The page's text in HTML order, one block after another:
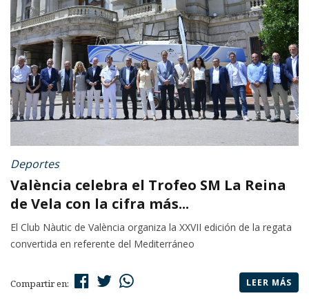
Deportes
València celebra el Trofeo SM La Reina
de Vela con la cifra más...
El Club Nàutic de València organiza la XXVII edición de la regata
convertida en referente del Mediterráneo
Compartir en: LEER MÁS